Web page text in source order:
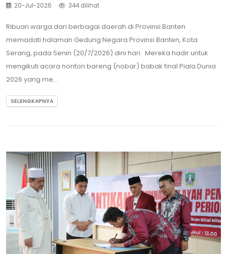
20-Jul-2026 344 dilihat
Ribuan warga dari berbagai daerah di Provinsi Banten
memadati halaman Gedung Negara Provinsi Banten, Kota
Serang, pada Senin (20/7/2026) dini hari. Mereka hadir untuk
mengikuti acara nonton bareng (nobar) babak final Piala Dunia
2026 yang me...
SELENGKAPNYA